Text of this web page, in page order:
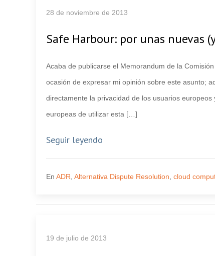
28 de noviembre de 2013
Safe Harbour: por unas nuevas
Acaba de publicarse el Memorandum de la
ocasión de expresar mi opinión sobre este asunto;
directamente la privacidad de los usuarios
europeas de utilizar esta […]
Seguir leyendo
En ADR Alternativa Dispute Resolution cloud
19 de julio de 2013